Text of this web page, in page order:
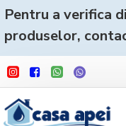
Pentru a verifica
produselor,